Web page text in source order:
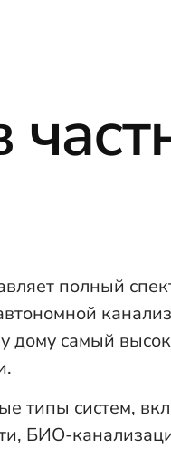
полный
дому самый
типы систем,
БИО-